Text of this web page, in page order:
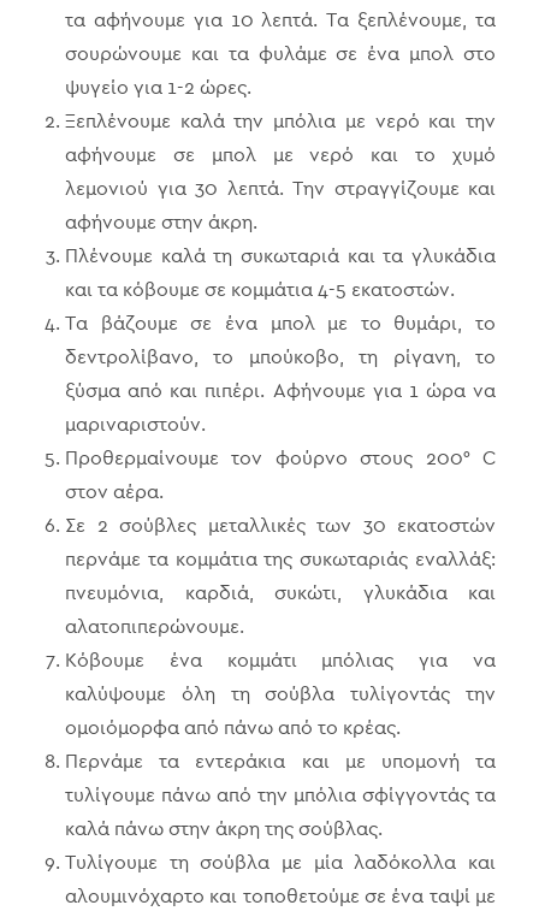
τα αφήνουμε για 10 λεπτά. Τα ξεπλένουμε, τα
σουρώνουμε και τα φυλάμε σε ένα μπολ στο
ψυγείο για 1-2 ώρες.
Ξεπλένουμε καλά την μπόλια με νερό και την
αφήνουμε σε μπολ με νερό και το χυμό
λεμονιού για 30 λεπτά. Την στραγγίζουμε και
αφήνουμε στην άκρη.
Πλένουμε καλά τη συκωταριά και τα γλυκάδια
και τα κόβουμε σε κομμάτια 4-5 εκατοστών.
Τα βάζουμε σε ένα μπολ με το θυμάρι, το
δεντρολίβανο, το μπούκοβο, τη ρίγανη, το
ξύσμα από και πιπέρι. Αφήνουμε για 1 ώρα να
μαριναριστούν.
Προθερμαίνουμε τον φούρνο στους 200° C
στον αέρα.
Σε 2 σούβλες μεταλλικές των 30 εκατοστών
περνάμε τα κομμάτια της συκωταριάς εναλλάξ:
πνευμόνια, καρδιά, συκώτι, γλυκάδια και
αλατοπιπερώνουμε.
Κόβουμε ένα κομμάτι μπόλιας για να
καλύψουμε όλη τη σούβλα τυλίγοντάς την
ομοιόμορφα από πάνω από το κρέας.
Περνάμε τα εντεράκια και με υπομονή τα
τυλίγουμε πάνω από την μπόλια σφίγγοντάς τα
καλά πάνω στην άκρη της σούβλας.
Τυλίγουμε τη σούβλα με μία λαδόκολλα και
αλουμινόχαρτο και τοποθετούμε σε ένα ταψί με